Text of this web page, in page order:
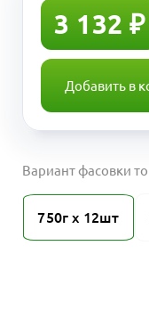
3 132 ₽
Добавить в
Вариант фасовки
750г х 12шт